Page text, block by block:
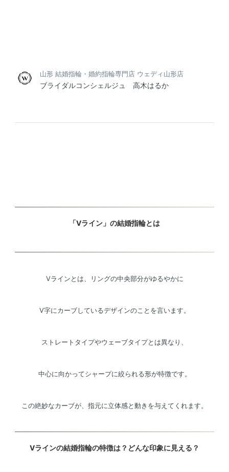
山形 結婚指輪・婚約指輪専門店 ウェディ山形店
ブライダルコンシェルジュ 高木はるか
「Vライン」の結婚指輪とは
Vラインとは、リングの中央部分がゆるやかに
V字にカーブしているデザインのことを言います。
ストレートタイプやウェーブタイプとは異なり、
中心に向かってシャープに絞られる形が特徴です。
この絶妙なカーブが、指元に立体感と動きを与えてくれます。
Vラインの結婚指輪の特徴は？どんな印象に見える？